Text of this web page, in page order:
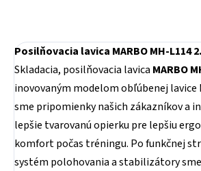
Posilňovacia lavica MARBO MH-L114
Skladacia, posilňovacia lavica MARBO
inovovaným modelom obľúbenej lavice
sme pripomienky našich zákazníkov a
lepšie tvarovanú opierku pre lepšiu
komfort počas tréningu. Po funkčnej
systém polohovania a stabilizátory